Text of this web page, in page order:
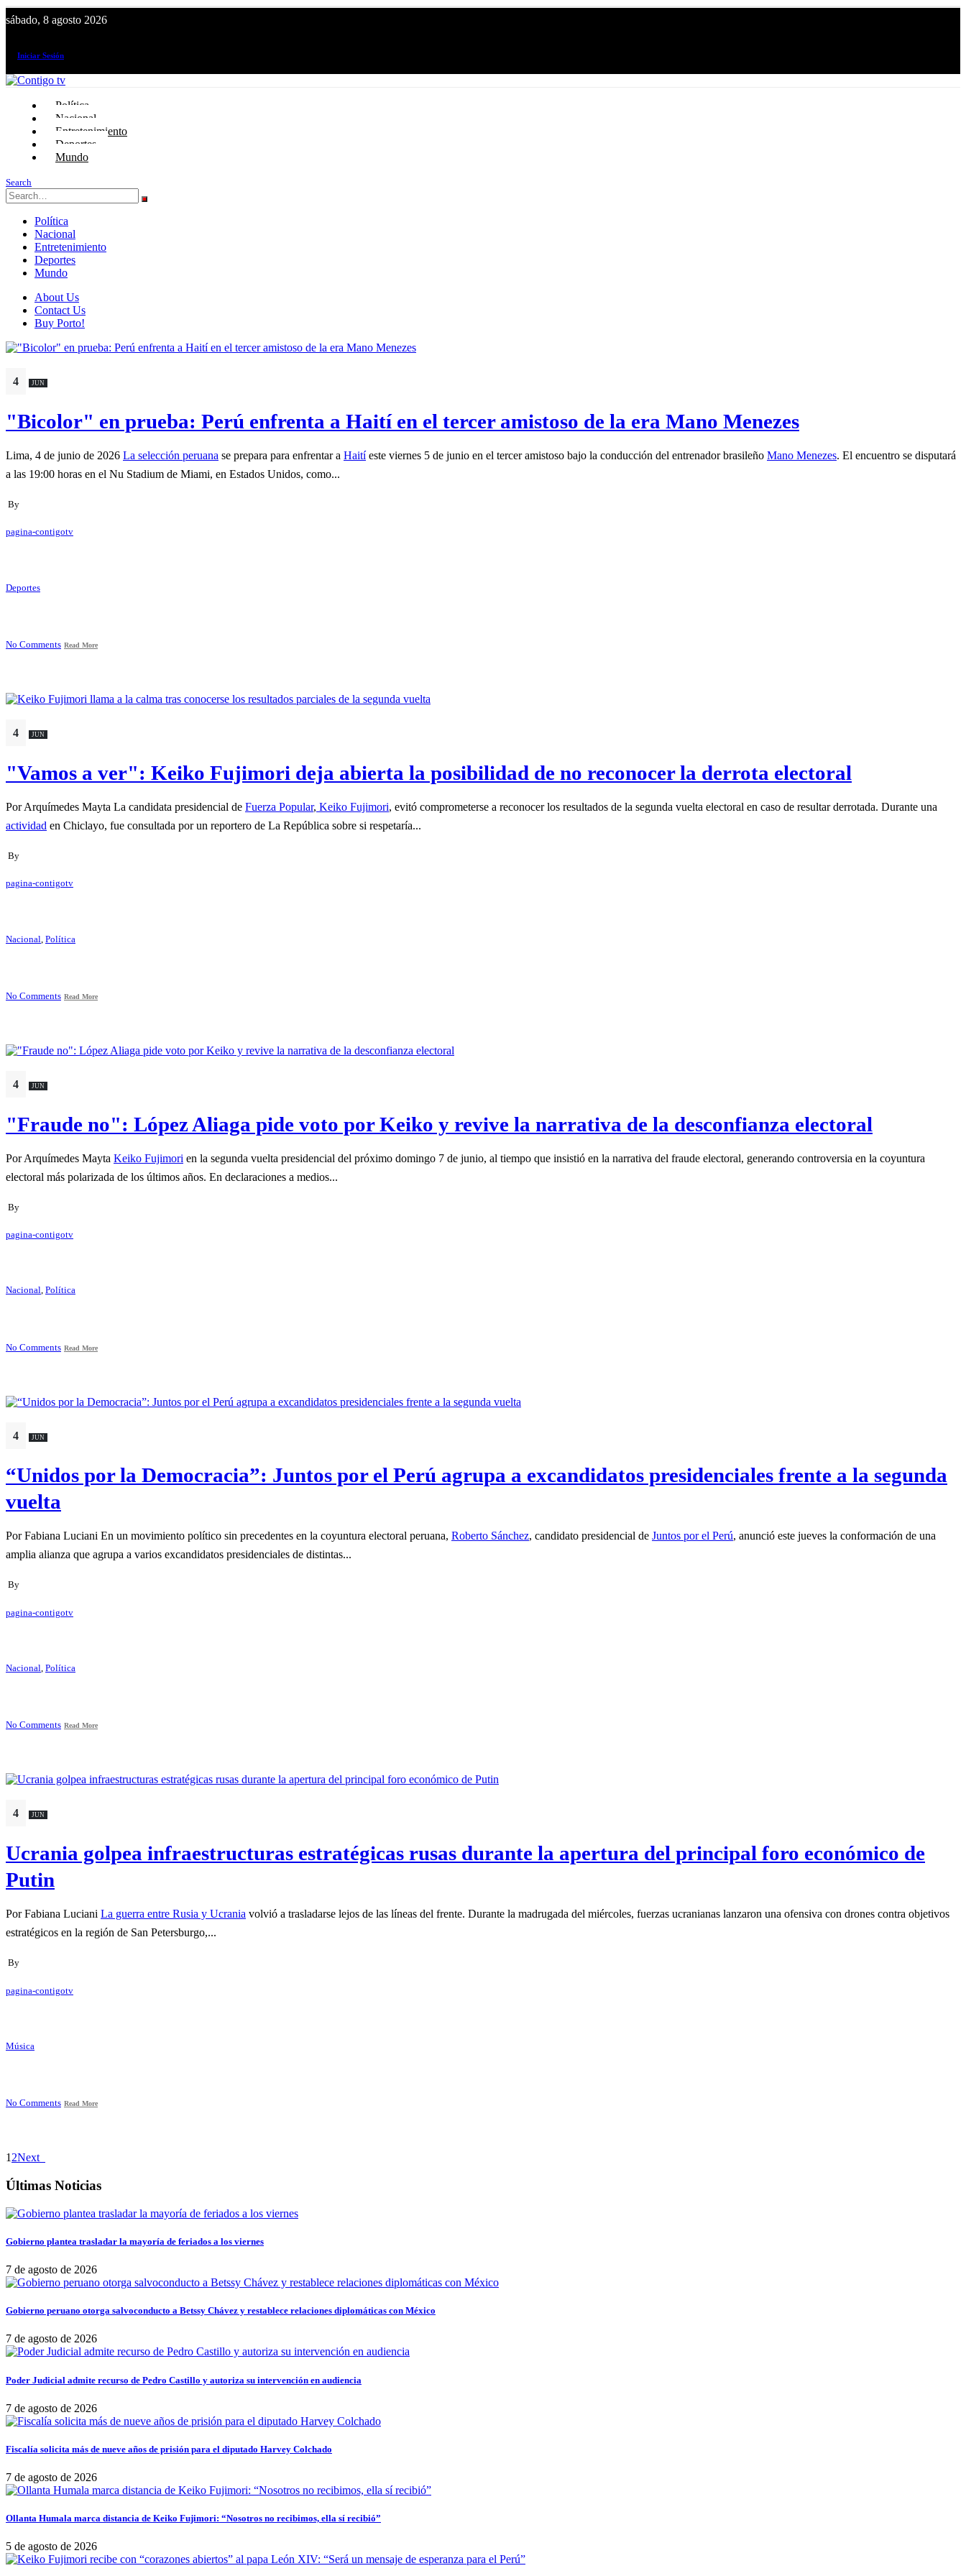
sábado, 8 agosto 2026
Iniciar Sesión
Política
Nacional
Entretenimiento
Deportes
Mundo
Search
Política
Nacional
Entretenimiento
Deportes
Mundo
About Us
Contact Us
Buy Porto!
4 JUN
"Bicolor" en prueba: Perú enfrenta a Haití en el tercer amistoso de la era Mano Menezes
Lima, 4 de junio de 2026 La selección peruana se prepara para enfrentar a Haitíeste viernes 5 de junio en el tercer amistoso bajo la conducción del entrenador brasileño Mano Menezes. El encuentro se disputará
a las 19:00 horas en el Nu Stadium de Miami, en Estados Unidos, como...
By
pagina-contigotv
Deportes
No Comments Read More
4 JUN
"Vamos a ver": Keiko Fujimori deja abierta la posibilidad de no reconocer la derrota electoral
Por Arquímedes Mayta La candidata presidencial de Fuerza Popular, Keiko Fujimori, evitó comprometerse a reconocer los resultados de la segunda vuelta electoral en caso de resultar derrotada. Durante una
actividad en Chiclayo, fue consultada por un reportero de La República sobre si respetaría...
By
pagina-contigotv
Nacional Política
No Comments Read More
4 JUN
"Fraude no": López Aliaga pide voto por Keiko y revive la narrativa de la desconfianza electoral
Por Arquímedes Mayta Keiko Fujimori en la segunda vuelta presidencial del próximo domingo 7 de junio, al tiempo que insistió en la narrativa del fraude electoral, generando controversia en la coyuntura
electoral más polarizada de los últimos años. En declaraciones a medios...
By
pagina-contigotv
Nacional, Política
No Comments Read More
4 JUN
“Unidos por la Democracia”: Juntos por el Perú agrupa a excandidatos presidenciales frente a la segunda
vuelta
Por Fabiana Luciani En un movimiento político sin precedentes en la coyuntura electoral peruana, Roberto Sánchez, candidato presidencial de Juntos por el Perú, anunció este jueves la conformación de una
amplia alianza que agrupa a varios excandidatos presidenciales de distintas...
By
pagina-contigotv
Nacional, Política
No Comments Read More
4 JUN
Ucrania golpea infraestructuras estratégicas rusas durante la apertura del principal foro económico de
Putin
Por Fabiana Luciani La guerra entre Rusia y Ucrania volvió a trasladarse lejos de las líneas del frente. Durante la madrugada del miércoles, fuerzas ucranianas lanzaron una ofensiva con drones contra objetivos
estratégicos en la región de San Petersburgo,...
By
pagina-contigotv
Música
No Comments Read More
1 2Next
Últimas Noticias
Gobierno plantea trasladar la mayoría de feriados a los viernes
7 de agosto de 2026
Gobierno peruano otorga salvoconducto a Betssy Chávez y restablece relaciones diplomáticas con México
7 de agosto de 2026
Poder Judicial admite recurso de Pedro Castillo y autoriza su intervención en audiencia
7 de agosto de 2026
Fiscalía solicita más de nueve años de prisión para el diputado Harvey Colchado
7 de agosto de 2026
Ollanta Humala marca distancia de Keiko Fujimori: “Nosotros no recibimos, ella sí recibió”
5 de agosto de 2026